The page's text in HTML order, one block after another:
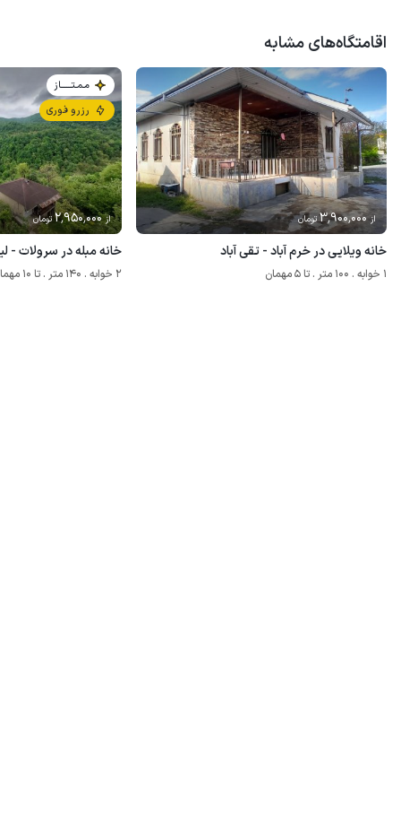
اقامتگاه‌های مشابه
از 3٬900٬000تومان
خانه ویلایی در خرم آباد - تقی آباد
1 خوابه . 100 متر . تا 5 مهمان
مـمـتــــــاز
رزرو فوری
از 2٬950٬000تومان
خانه مبله در سرولات -
2 خوابه . 140 متر . تا 10 مهمان